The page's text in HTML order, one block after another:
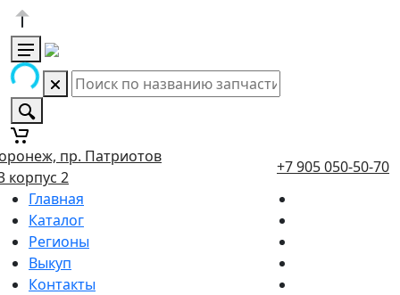
пр. Патриотов
корпус 2
+7 905 050-50-70
Главная
Каталог
Регионы
Выкуп
Контакты